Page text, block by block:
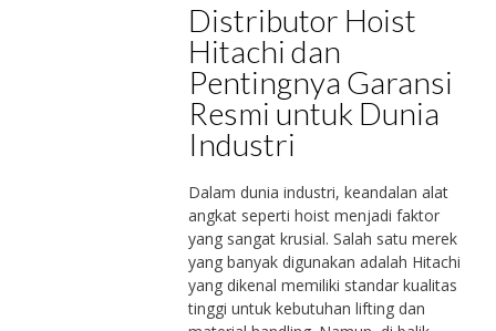
Distributor Hoist
Hitachi dan
Pentingnya Garansi
Resmi untuk Dunia
Industri
Dalam dunia industri, keandalan alat
angkat seperti hoist menjadi faktor
yang sangat krusial. Salah satu merek
yang banyak digunakan adalah Hitachi
yang dikenal memiliki standar kualitas
tinggi untuk kebutuhan lifting dan